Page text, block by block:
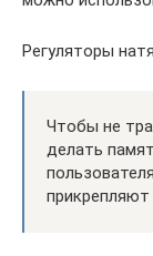
Регуляторы
Чтобы не
делать
прикрепляют